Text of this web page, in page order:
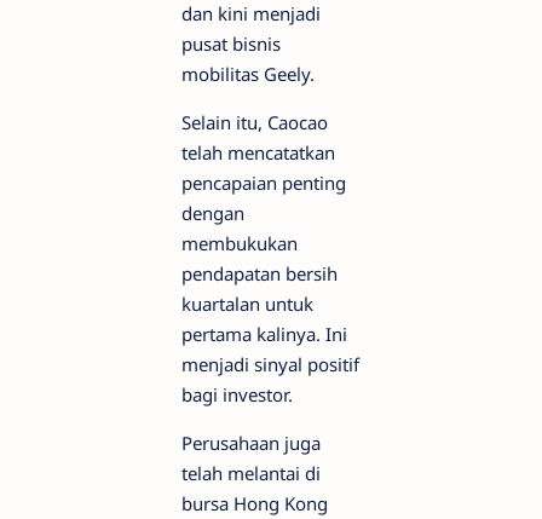
dan kini menjadi
pusat bisnis
mobilitas Geely.
Selain itu, Caocao
telah mencatatkan
pencapaian penting
dengan
membukukan
pendapatan bersih
kuartalan untuk
pertama kalinya. Ini
menjadi sinyal positif
bagi investor.
Perusahaan juga
telah melantai di
bursa Hong Kong